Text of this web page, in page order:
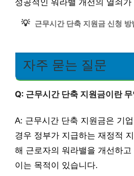
성공적인 워라밸 개선의 열쇠
💡 근무시간 단축 지원금 신청 방
자주 묻는 질문
Q: 근무시간 단축 지원금이란
A: 근무시간 단축 지원금은 기
경우 정부가 지급하는 재정적
해 근로자의 워라밸을 개선하
이는 목적이 있습니다.